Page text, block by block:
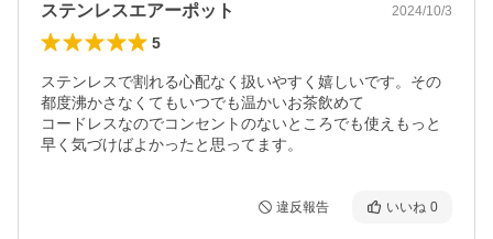
ステンレスエアーポット 2024/10/3
5
ステンレスで割れる心配なく扱いやすく嬉しいです。その
都度沸かさなくてもいつでも温かいお茶飲めて
コードレスなのでコンセントのないところでも使えもっと
早く気づけばよかったと思ってます。
違反報告 いいね 0